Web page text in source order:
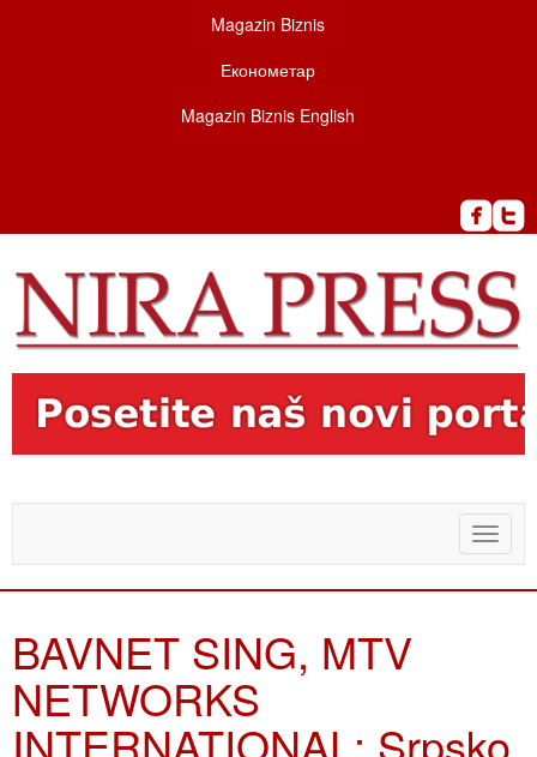
Magazin Biznis
Економетар
Magazin Biznis English
Toggle
BAVNET SING, MTV
NETWORKS
INTERNATIONAL: Srpsko